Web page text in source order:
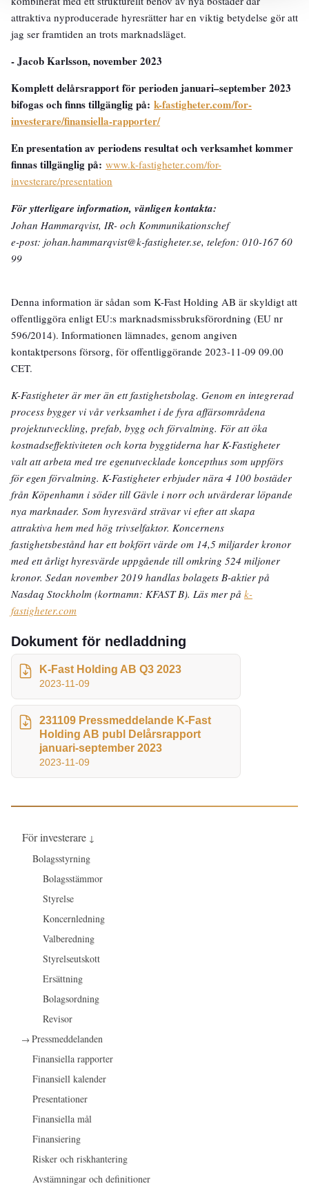
För investerare ↓
Bolagsstyrning
Bolagsstämmor
Styrelse
Koncernledning
Valberedning
Styrelseutskott
Ersättning
Bolagsordning
Revisor
Pressmeddelanden
Finansiella rapporter
Finansiell kalender
Presentationer
Finansiella mål
Finansiering
Risker och riskhantering
Avstämningar och definitioner
attraktiva nyproducerade hyresrätter har en viktig betydelse gör att
jag ser framtiden an trots marknadsläget.
- Jacob Karlsson, november 2023
Komplett delårsrapport för perioden januari–september 2023
bifogas och finns tillgänglig på: k-fastigheter.com/for-
investerare/finansiella-rapporter/
En presentation av periodens resultat och verksamhet kommer
finnas tillgänglig på: www.k-fastigheter.com/for-
investerare/presentation
För ytterligare information, vänligen kontakta:
Johan Hammarqvist, IR- och Kommunikationschef
e-post: johan.hammarqvist@k-fastigheter.se, telefon: 010-167 60
99
Denna information är sådan som K-Fast Holding AB är skyldigt att
offentliggöra enligt EU:s marknadsmissbruksförordning (EU nr
596/2014). Informationen lämnades, genom angiven
kontaktpersons försorg, för offentliggörande 2023-11-09 09.00
CET.
K-Fastigheter är mer än ett fastighetsbolag. Genom en integrerad
process bygger vi vår verksamhet i de fyra affärsområdena
projektutveckling, prefab, bygg och förvaltning. För att öka
kostnadseffektiviteten och korta byggtiderna har K-Fastigheter
valt att arbeta med tre egenutvecklade koncepthus som uppförs
för egen förvaltning. K-Fastigheter erbjuder nära 4 100 bostäder
från Köpenhamn i söder till Gävle i norr och utvärderar löpande
nya marknader. Som hyresvärd strävar vi efter att skapa
attraktiva hem med hög trivselfaktor. Koncernens
fastighetsbestånd har ett bokfört värde om 14,5 miljarder kronor
med ett årligt hyresvärde uppgående till omkring 524 miljoner
kronor. Sedan november 2019 handlas bolagets B-aktier på
Nasdaq Stockholm (kortnamn: KFAST B). Läs mer på k-
fastigheter.com
Dokument för nedladdning
K-Fast Holding AB Q3 2023
2023-11-09
231109 Pressmeddelande K-Fast
Holding AB publ Delårsrapport
januari-september 2023
2023-11-09